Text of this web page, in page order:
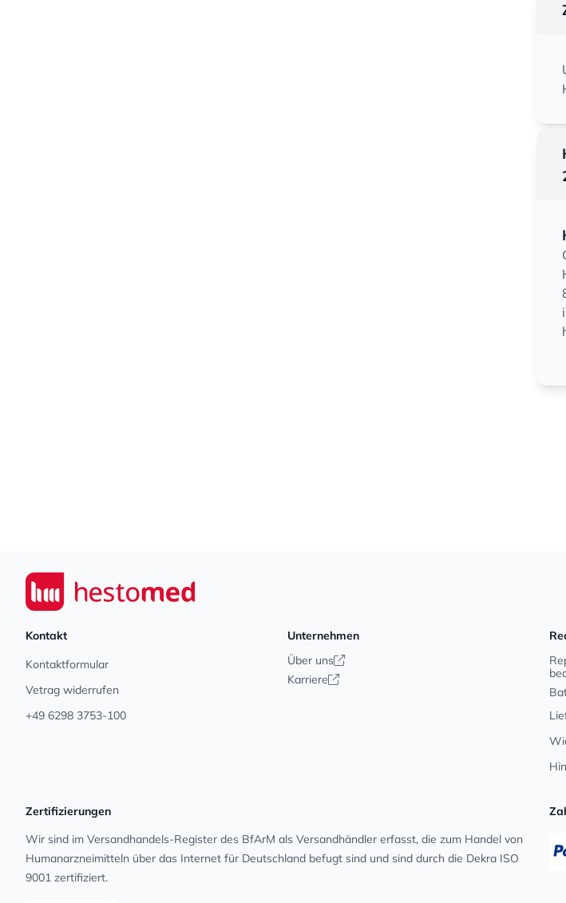
Seiwert GmbH
Kontakt
Kontaktformular
Vetrag widerrufen
+49 6298 3753-100
Unternehmen
Über uns
Karriere
Zertifizierungen
Wir sind im Versandhandels-Register des BfArM als Versandhändler erfasst, die zum Handel von
Human­arz­nei­mit­teln über das Internet für Deutschland befugt sind und sind durch die Dekra ISO
9001 zertifiziert.